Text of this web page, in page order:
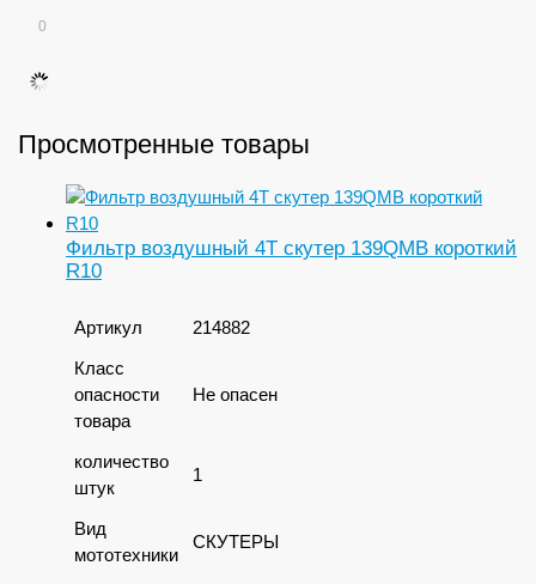
0
Просмотренные товары
Фильтр воздушный 4Т скутер 139QMB короткий
R10
Артикул
214882
Класс
опасности
товара
Не опасен
количество
штук
1
Вид
мототехники
СКУТЕРЫ